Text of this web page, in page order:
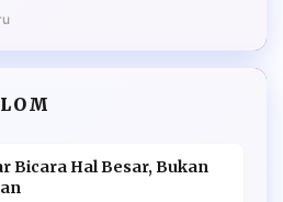
Bicara Hal Besar, Bukan